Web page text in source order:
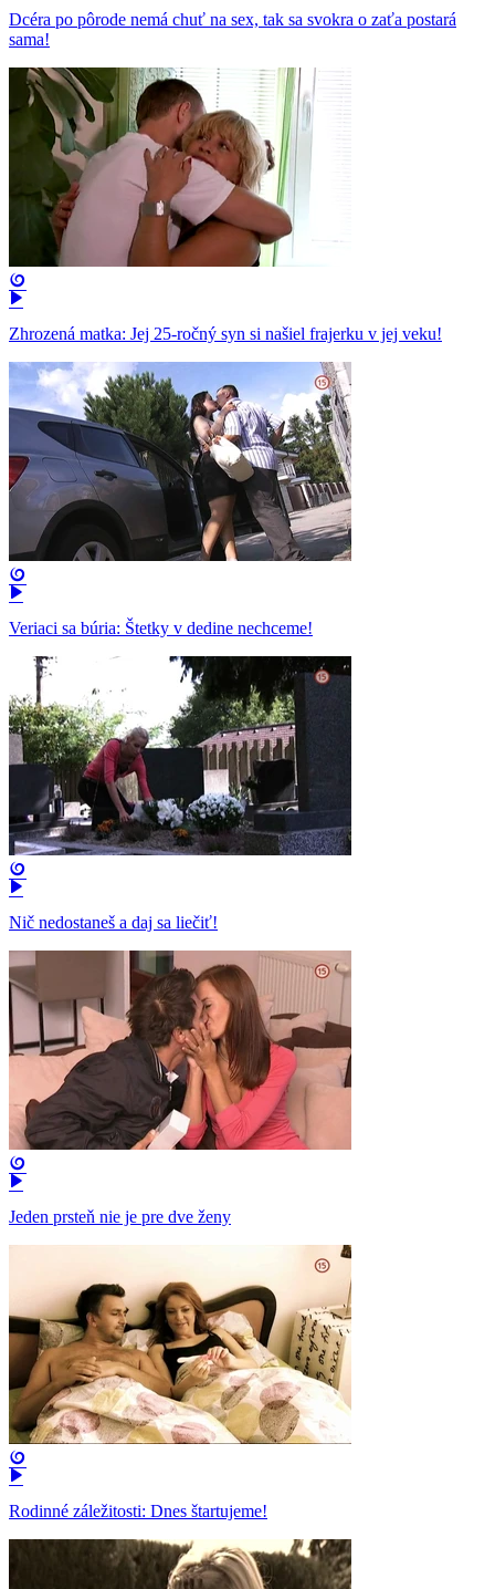
Dcéra po pôrode nemá chuť na sex, tak sa svokra o zaťa postará
sama!
Zhrozená matka: Jej 25-ročný syn si našiel frajerku v jej veku!
Veriaci sa búria: Štetky v dedine nechceme!
Nič nedostaneš a daj sa liečiť!
Jeden prsteň nie je pre dve ženy
Rodinné záležitosti: Dnes štartujeme!